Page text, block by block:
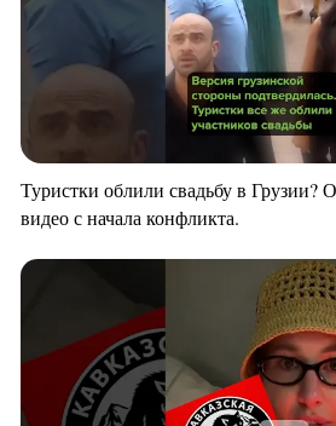
Туристки облили свадьбу в Грузии?
видео с начала конфликта.